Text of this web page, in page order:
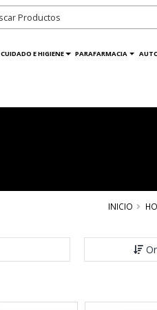
CUIDADO E HIGIENE PARAFARMACIA
INICIO